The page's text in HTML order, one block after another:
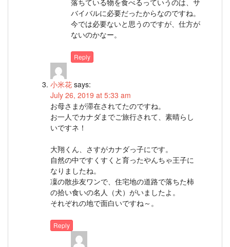
バイバルに必要だったからなのですね。
今では必要ないと思うのですが、仕方が
ないのかなー。
Reply
小米花 says:
July 26, 2019 at 5:33 am
お母さまが滞在されてたのですね。
お一人でカナダまでご旅行されて、素晴らし
いですネ！
大翔くん、さすがカナダっ子にです。
自然の中ですくすくと育ったやんちゃ王子に
なりましたね。
凜の散歩友ワンで、住宅地の道路で落ちた柿
の拾い食いの名人（犬）がいましたよ。
それぞれの地で面白いですね～。
Reply